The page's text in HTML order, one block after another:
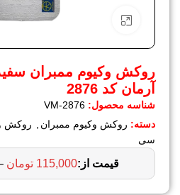
برای بزرگنمایی کلیک کنید
روکش وکیوم ممبران
آرمان کد 2876
شناسه محصول: VM-2876
دسته: روکش وکیوم ممبران , روکش
سی
115,000 تومان